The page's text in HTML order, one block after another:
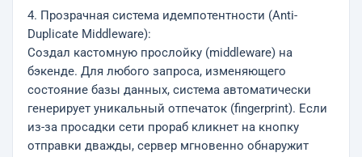
4. Прозрачная система идемпотентности (Anti-
Duplicate Middleware):
Создал кастомную прослойку (middleware) на
бэкенде. Для любого запроса, изменяющего
состояние базы данных, система автоматически
генерирует уникальный отпечаток (fingerprint). Если
из-за просадки сети прораб кликнет на кнопку
отправки дважды, сервер мгновенно обнаружит